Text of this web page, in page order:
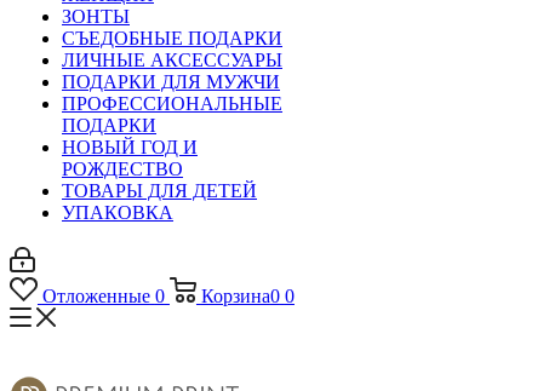
ЗОНТЫ
СЪЕДОБНЫЕ ПОДАРКИ
ЛИЧНЫЕ АКСЕССУАРЫ
ПОДАРКИ ДЛЯ МУЖЧИ
ПРОФЕССИОНАЛЬНЫЕ
ПОДАРКИ
НОВЫЙ ГОД И
РОЖДЕСТВО
ТОВАРЫ ДЛЯ ДЕТЕЙ
УПАКОВКА
Отложенные 0 Корзина0 0